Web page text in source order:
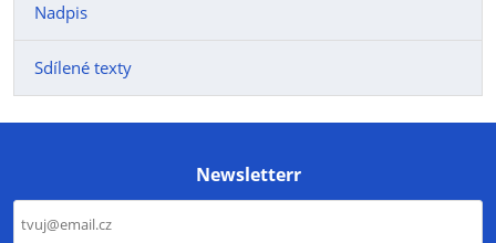
Nadpis
Sdílené texty
Newsletterr